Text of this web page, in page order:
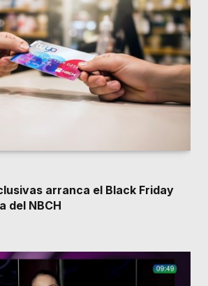
arranca el Black Friday
del NBCH